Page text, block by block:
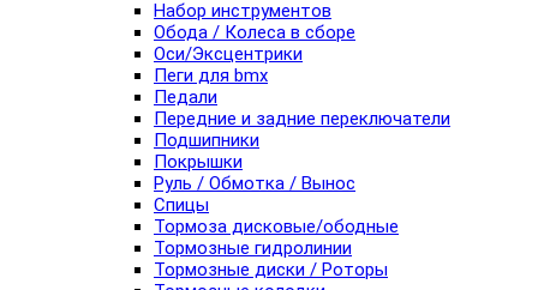
Набор инструментов
Обода / Колеса в сборе
Оси/Эксцентрики
Пеги для bmx
Педали
Передние и задние переключатели
Подшипники
Покрышки
Руль / Обмотка / Вынос
Спицы
Тормоза дисковые/ободные
Тормозные гидролинии
Тормозные диски / Роторы